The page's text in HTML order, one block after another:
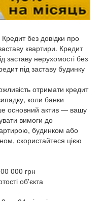
без довідки про
квартири. Кредит
заставу нерухомості без
під заставу будинку
отримати кредит
коли банки
основний актив — вашу
вимоги до
будинком або
скористайтеся цією
000 грн
об'єкта